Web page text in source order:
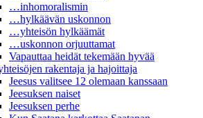
…inhomoralismin
…hylkäävän uskonnon
…yhteisön hylkäämät
…uskonnon orjuuttamat
Vapauttaa heidät tekemään hyvää
rakentaja ja hajoittaja
Jeesus valitsee 12 olemaan kanssaan
Jeesuksen naiset
Jeesuksen perhe